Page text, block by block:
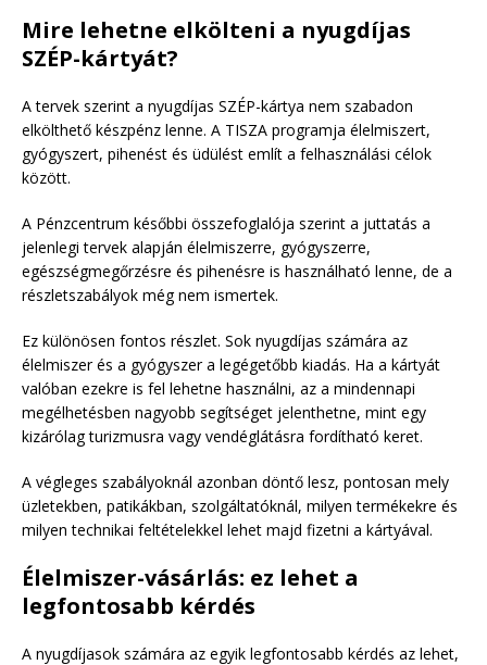
Mire lehetne elkölteni a nyugdíjas
SZÉP-kártyát?
A tervek szerint a nyugdíjas SZÉP-kártya nem szabadon
elkölthető készpénz lenne. A TISZA programja élelmiszert,
gyógyszert, pihenést és üdülést említ a felhasználási célok
között.
A Pénzcentrum későbbi összefoglalója szerint a juttatás a
jelenlegi tervek alapján élelmiszerre, gyógyszerre,
egészségmegőrzésre és pihenésre is használható lenne, de a
részletszabályok még nem ismertek.
Ez különösen fontos részlet. Sok nyugdíjas számára az
élelmiszer és a gyógyszer a legégetőbb kiadás. Ha a kártyát
valóban ezekre is fel lehetne használni, az a mindennapi
megélhetésben nagyobb segítséget jelenthetne, mint egy
kizárólag turizmusra vagy vendéglátásra fordítható keret.
A végleges szabályoknál azonban döntő lesz, pontosan mely
üzletekben, patikákban, szolgáltatóknál, milyen termékekre és
milyen technikai feltételekkel lehet majd fizetni a kártyával.
Élelmiszer-vásárlás: ez lehet a
legfontosabb kérdés
A nyugdíjasok számára az egyik legfontosabb kérdés az lehet,